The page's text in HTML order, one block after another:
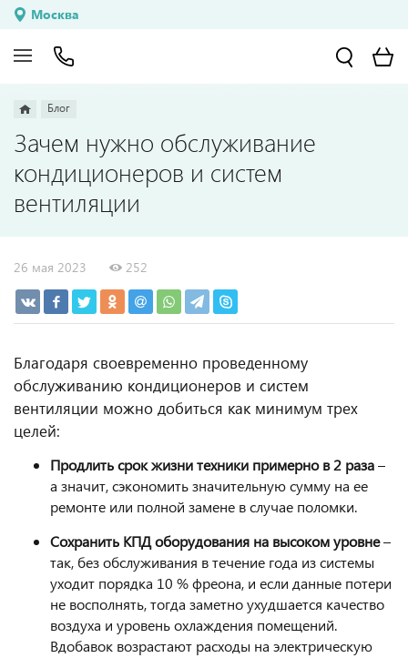
Москва
Блог
Зачем нужно обслуживание
кондиционеров и систем
вентиляции
26 мая 2023 252
Благодаря своевременно проведенному
обслуживанию кондиционеров и систем
вентиляции можно добиться как минимум трех
целей:
Продлить срок жизни техники примерно в 2 раза–
а значит, сэкономить значительную сумму на ее
ремонте или полной замене в случае поломки.
Сохранить КПД оборудования на высоком уровне–
так, без обслуживания в течение года из системы
уходит порядка 10 % фреона, и если данные потери
не восполнять, тогда заметно ухудшается качество
воздуха и уровень охлаждения помещений.
Вдобавок возрастают расходы на электрическую